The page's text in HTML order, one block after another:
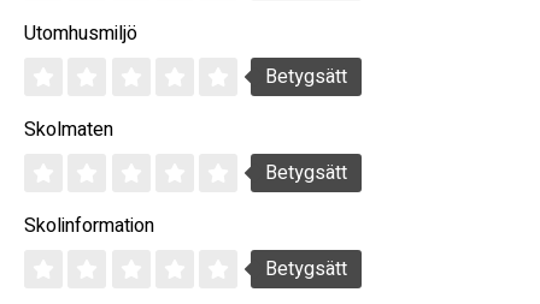
Utomhusmiljö
Betygsätt
Skolmaten
Betygsätt
Skolinformation
Betygsätt